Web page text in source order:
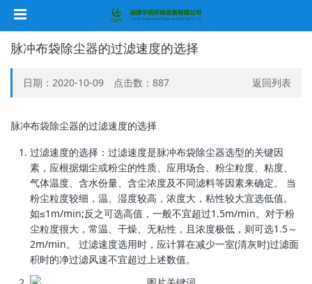
脉冲布袋除尘器的过滤速度的选择
日期：2020-10-09 点击数： 887 返回列表
脉冲布袋除尘器的过滤速度的选择
过滤速度的选择：过滤速度是脉冲布袋除尘器选型的关键因
素，应根据烟尘或粉尘的性质、应用场合、粉尘粒度、粘度、
气体温度、含水份量、含尘浓度及不同滤料等因素来确定。 当
粉尘粒度较细，温、湿度较高，浓度大，粘性较大宜选低值。
如≤1m/min;反之可选高值，一般不宜超过1.5m/min。对于粉
尘粒度很大，常温、干燥、无粘性，且浓度极低，则可选1.5～
2m/min。 过滤速度选用时，应计算在减少一室(清灰时)过滤面
积时的净过滤风速不宜超过上述数值。